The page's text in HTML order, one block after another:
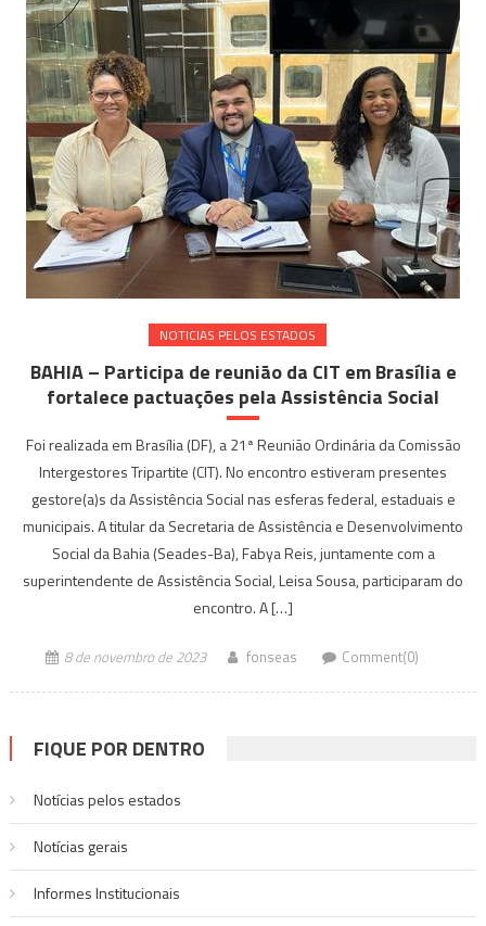
NOTICIAS PELOS ESTADOS
BAHIA – Participa de reunião da CIT em Brasília e
fortalece pactuações pela Assistência Social
Foi realizada em Brasília (DF), a 21ª Reunião Ordinária da Comissão
Intergestores Tripartite (CIT). No encontro estiveram presentes
gestore(a)s da Assistência Social nas esferas federal, estaduais e
municipais. A titular da Secretaria de Assistência e Desenvolvimento
Social da Bahia (Seades-Ba), Fabya Reis, juntamente com a
superintendente de Assistência Social, Leisa Sousa, participaram do
encontro. A […]
8 de novembro de 2023 fonseas Comment(0)
FIQUE POR DENTRO
Notícias pelos estados
Notí­cias gerais
Informes Institucionais